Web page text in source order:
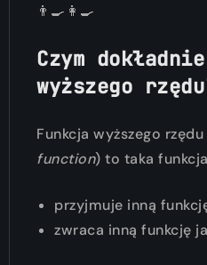
👨‍🍳👩‍🍳
Czym
wyższego
Funkcja wyższego rzędu
function) to taka
przyjmuje inną
zwraca inną funkcję